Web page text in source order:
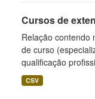
Cursos de
Relação contendo
de curso
qualificação
CSV